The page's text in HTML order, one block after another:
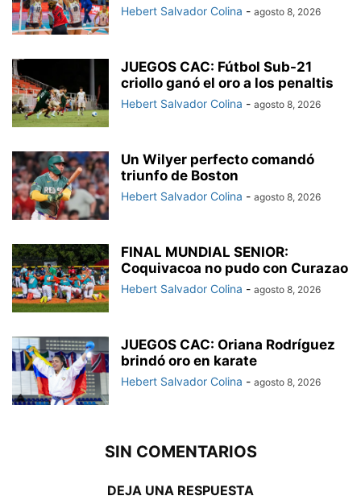
Hebert Salvador Colina - agosto 8, 2026
JUEGOS CAC: Fútbol Sub-21
criollo ganó el oro a los penaltis
Hebert Salvador Colina - agosto 8, 2026
Un Wilyer perfecto comandó
triunfo de Boston
Hebert Salvador Colina - agosto 8, 2026
FINAL MUNDIAL SENIOR:
Coquivacoa no pudo con Curazao
Hebert Salvador Colina - agosto 8, 2026
JUEGOS CAC: Oriana Rodríguez
brindó oro en karate
Hebert Salvador Colina - agosto 8, 2026
SIN COMENTARIOS
DEJA UNA RESPUESTA